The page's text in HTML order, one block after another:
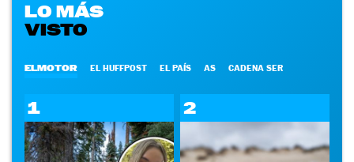
LO MÁS
VISTO
ELMOTOR EL HUFFPOST EL PAÍS AS CADENA SER
1 2